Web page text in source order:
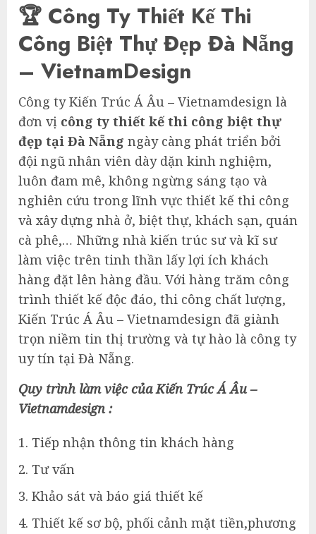
🏆 Công Ty Thiết Kế Thi
Công Biệt Thự Đẹp Đà Nẵng
– VietnamDesign
Công ty Kiến Trúc Á Âu – Vietnamdesign là
đơn vị công ty thiết kế thi công biệt thự
đẹp tại Đà Nẵng ngày càng phát triển bởi
đội ngũ nhân viên dày dặn kinh nghiệm,
luôn đam mê, không ngừng sáng tạo và
nghiên cứu trong lĩnh vực thiết kế thi công
và xây dựng nhà ở, biệt thự, khách sạn, quán
cà phê,… Những nhà kiến trúc sư và kĩ sư
làm việc trên tinh thần lấy lợi ích khách
hàng đặt lên hàng đầu. Với hàng trăm công
trình thiết kế độc đáo, thi công chất lượng,
Kiến Trúc Á Âu – Vietnamdesign đã giành
trọn niềm tin thị trường và tự hào là công ty
uy tín tại Đà Nẵng.
Quy trình làm việc của Kiến Trúc Á Âu –
Vietnamdesign :
Tiếp nhận thông tin khách hàng
Tư vấn
Khảo sát và báo giá thiết kế
Thiết kế sơ bộ, phối cảnh mặt tiền,phương